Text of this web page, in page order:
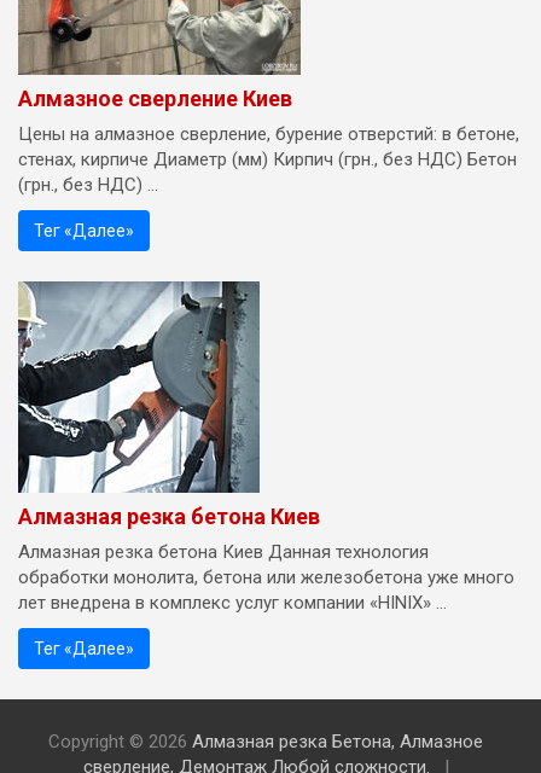
Алмазное сверление Киев
Цены на алмазное сверление, бурение отверстий: в бетоне,
стенах, кирпиче Диаметр (мм) Кирпич (грн., без НДС) Бетон
(грн., без НДС) ...
Тег «Далее»
Алмазная резка бетона Киев
Алмазная резка бетона Киев Данная технология
обработки монолита, бетона или железобетона уже много
лет внедрена в комплекс услуг компании «HINIX» ...
Тег «Далее»
Copyright © 2026 Алмазная резка Бетона, Алмазное
сверление, Демонтаж Любой сложности.